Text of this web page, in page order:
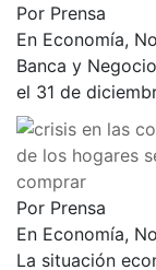
Por Prensa
En Economía,
Banca y
el 31 de
de los hogares
comprar
Por Prensa
En Economía,
La situación